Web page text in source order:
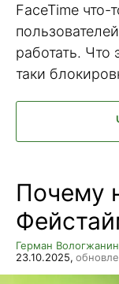
FaceTime что-
работать.
таки
Почему
Герман Вологжанин
23.10.2025,